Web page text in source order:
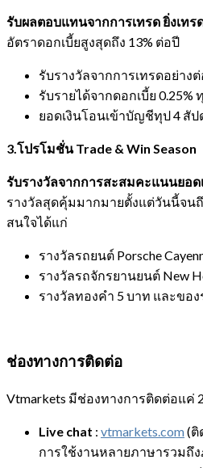
รับผลตอบแทนจากการเทรด ยิ่งเท
อัตราดอกเบี้ยสูงสุดถึง 13% ต่อปี
รับรางวัลจากการเทรดอย่างต่
รับรายได้จากดอกเบี้ย 0.25%
ยอดเงินโอนเข้าบัญชีทุป 4 สัป
3.โปรโมชั่นTrade & Win Season
รับรางวัลจากการสะสมคะแนนยอ
รางวัลสุดคุ้มมากมายตั้งแต่วันนี้จนถึ
สนใจได้แก่
รางวัลรถยนต์ Porsche
รางวัลรถจักรยานยนต์ New
รางวัลทองคำ 5 บาท และขอ
ช่องทางการติดต่อ
Vtmarkets มีช่องทางการติดต่อแค่
Live chat : vtmarkets.com(ติ
การใช้งานหลายภาษารวมถึ